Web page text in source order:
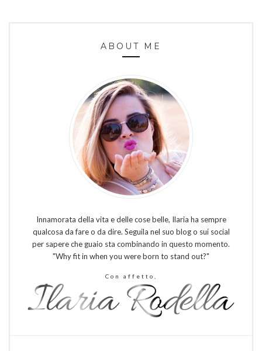
ABOUT ME
Innamorata della vita e delle cose belle, Ilaria ha sempre
qualcosa da fare o da dire. Seguila nel suo blog o sui social
per sapere che guaio sta combinando in questo momento.
"Why fit in when you were born to stand out?"
Con affetto,